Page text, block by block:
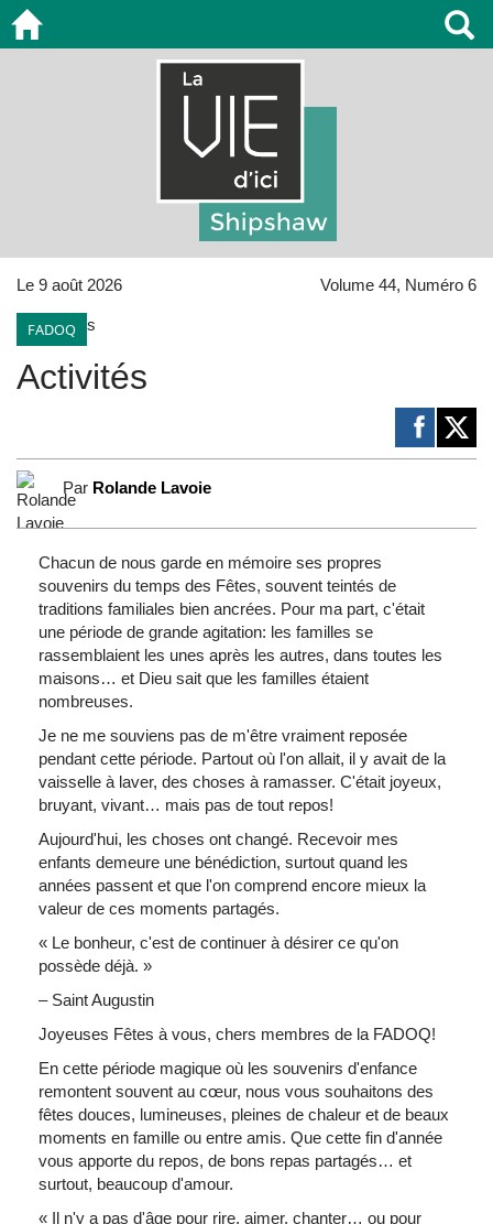
Le 9 août 2026 Volume 44, Numéro 6
FADOQ
Activités
Par Rolande Lavoie
Chacun de nous garde en mémoire ses propres
souvenirs du temps des Fêtes, souvent teintés de
traditions familiales bien ancrées. Pour ma part, c'était
une période de grande agitation: les familles se
rassemblaient les unes après les autres, dans toutes les
maisons… et Dieu sait que les familles étaient
nombreuses.
Je ne me souviens pas de m'être vraiment reposée
pendant cette période. Partout où l'on allait, il y avait de la
vaisselle à laver, des choses à ramasser. C'était joyeux,
bruyant, vivant… mais pas de tout repos!
Aujourd'hui, les choses ont changé. Recevoir mes
enfants demeure une bénédiction, surtout quand les
années passent et que l'on comprend encore mieux la
valeur de ces moments partagés.
« Le bonheur, c'est de continuer à désirer ce qu'on
possède déjà. »
– Saint Augustin
Joyeuses Fêtes à vous, chers membres de la FADOQ!
En cette période magique où les souvenirs d'enfance
remontent souvent au cœur, nous vous souhaitons des
fêtes douces, lumineuses, pleines de chaleur et de beaux
moments en famille ou entre amis. Que cette fin d'année
vous apporte du repos, de bons repas partagés… et
surtout, beaucoup d'amour.
« Il n'y a pas d'âge pour rire, aimer, chanter… ou pour